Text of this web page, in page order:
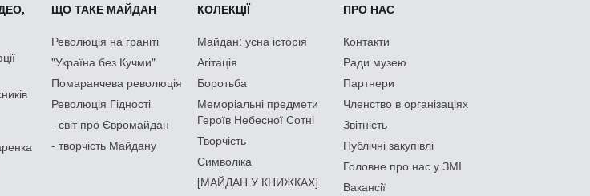
ЩО ТАКЕ МАЙДАН
Революція на граніті
"Україна без Кучми"
Помаранчева революція
Революція Гідності
- світ про Євромайдан
- творчість Майдану
КОЛЕКЦІЇ
Майдан: усна історія
Агітація
Боротьба
Меморіальні предмети
Героїв Небесної Сотні
Творчість
Символіка
[МАЙДАН У КНИЖКАХ]
ПРО НАС
Контакти
Ради музею
Партнери
Членство в організаціях
Звітність
Публічні закупівлі
Головне про нас у ЗМІ
Вакансії